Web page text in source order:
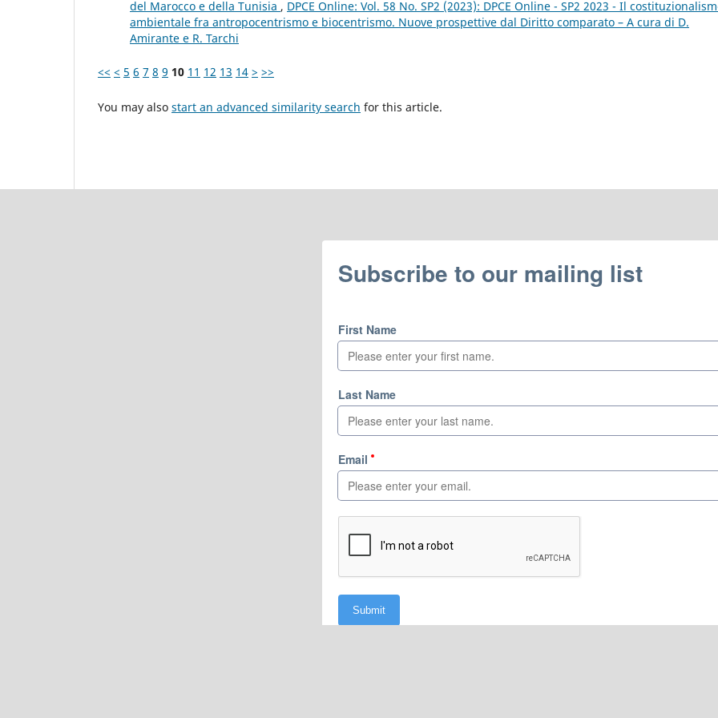
del Marocco e della Tunisia , DPCE Online: Vol. 58 No. SP2 (2023): DPCE Online - SP2 2023 - Il
ambientale fra antropocentrismo e biocentrismo. Nuove prospettive dal Diritto comparato – A cura di D.
Amirante e R. Tarchi
<< < 5 6 7 8 9 10 11 12 13 14 > >>
You may also start an advanced similarity search for this article.